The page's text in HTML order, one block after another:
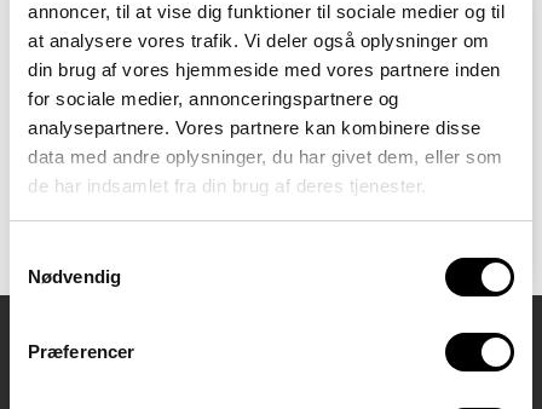
annoncer, til at vise dig funktioner til sociale medier og til
at analysere vores trafik. Vi deler også oplysninger om
din brug af vores hjemmeside med vores partnere inden
for sociale medier, annonceringspartnere og
analysepartnere. Vores partnere kan kombinere disse
data med andre oplysninger, du har givet dem, eller som
de har indsamlet fra din brug af deres tjenester.
Nødvendig
Præferencer
ADHD skoler
Her kan du se en oversigt over vores skoler for
elever med socio-emotionelle vanskeligheder og
ADHD​ på Sjælland
Kontaktoplysninger